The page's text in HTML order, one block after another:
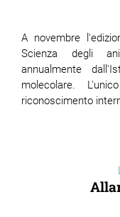
A novembre
Scienza degli
annualmente
molecolare.
riconoscimento